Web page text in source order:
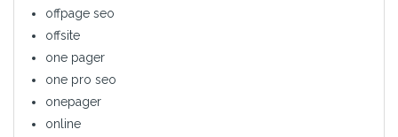
offpage seo
offsite
one pager
one pro seo
onepager
online